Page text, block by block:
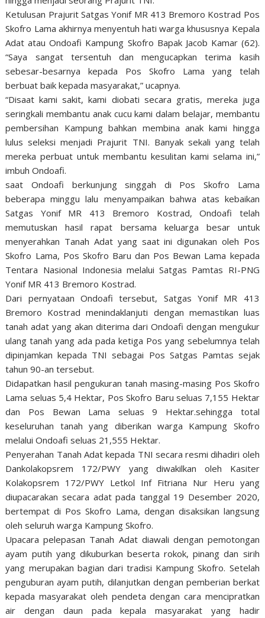
Ketulusan Prajurit Satgas Yonif MR 413 Bremoro Kostrad Pos
Skofro Lama akhirnya menyentuh hati warga khususnya Kepala
Adat atau Ondoafi Kampung Skofro Bapak Jacob Kamar (62).
“Saya sangat tersentuh dan mengucapkan terima kasih
sebesar-besarnya kepada Pos Skofro Lama yang telah
berbuat baik kepada masyarakat,” ucapnya.
“Disaat kami sakit, kami diobati secara gratis, mereka juga
seringkali membantu anak cucu kami dalam belajar, membantu
pembersihan Kampung bahkan membina anak kami hingga
lulus seleksi menjadi Prajurit TNI. Banyak sekali yang telah
mereka perbuat untuk membantu kesulitan kami selama ini,”
imbuh Ondoafi.
saat Ondoafi berkunjung singgah di Pos Skofro Lama
beberapa minggu lalu menyampaikan bahwa atas kebaikan
Satgas Yonif MR 413 Bremoro Kostrad, Ondoafi telah
memutuskan hasil rapat bersama keluarga besar untuk
menyerahkan Tanah Adat yang saat ini digunakan oleh Pos
Skofro Lama, Pos Skofro Baru dan Pos Bewan Lama kepada
Tentara Nasional Indonesia melalui Satgas Pamtas RI-PNG
Yonif MR 413 Bremoro Kostrad.
Dari pernyataan Ondoafi tersebut, Satgas Yonif MR 413
Bremoro Kostrad menindaklanjuti dengan memastikan luas
tanah adat yang akan diterima dari Ondoafi dengan mengukur
ulang tanah yang ada pada ketiga Pos yang sebelumnya telah
dipinjamkan kepada TNI sebagai Pos Satgas Pamtas sejak
tahun 90-an tersebut.
Didapatkan hasil pengukuran tanah masing-masing Pos Skofro
Lama seluas 5,4 Hektar, Pos Skofro Baru seluas 7,155 Hektar
dan Pos Bewan Lama seluas 9 Hektar.sehingga total
keseluruhan tanah yang diberikan warga Kampung Skofro
melalui Ondoafi seluas 21,555 Hektar.
Penyerahan Tanah Adat kepada TNI secara resmi dihadiri oleh
Dankolakopsrem 172/PWY yang diwakilkan oleh Kasiter
Kolakopsrem 172/PWY Letkol Inf Fitriana Nur Heru yang
diupacarakan secara adat pada tanggal 19 Desember 2020,
bertempat di Pos Skofro Lama, dengan disaksikan langsung
oleh seluruh warga Kampung Skofro.
Upacara pelepasan Tanah Adat diawali dengan pemotongan
ayam putih yang dikuburkan beserta rokok, pinang dan sirih
yang merupakan bagian dari tradisi Kampung Skofro. Setelah
penguburan ayam putih, dilanjutkan dengan pemberian berkat
kepada masyarakat oleh pendeta dengan cara mencipratkan
air dengan daun pada kepala masyarakat yang hadir